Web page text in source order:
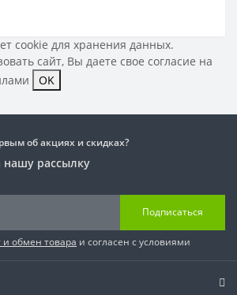
cookie для хранения данных.
сайт, Вы даете свое согласие на
OK
об акциях и скидках?
рассылку
Подписаться
и обмен товара и согласен с условиями